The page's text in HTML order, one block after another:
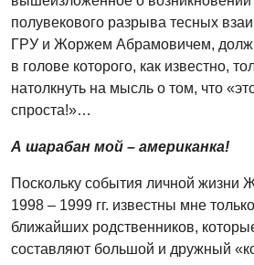
полувекового разрыва тесных
ГРУ и Жоржем Абрамовичем,
в голове которого, как известно,
натолкнуть на мысль о том, что
спроста!»…
А шарабан мой – американка!
Поскольку события личной жизни
1998 – 1999 гг. известны мне
ближайших родственников,
составляют большой и дружный